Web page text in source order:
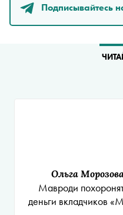
Подписывайтесь
Ольга
Мавроди
деньги вкладчиков